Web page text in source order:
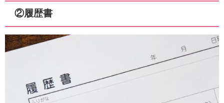
②履歴書